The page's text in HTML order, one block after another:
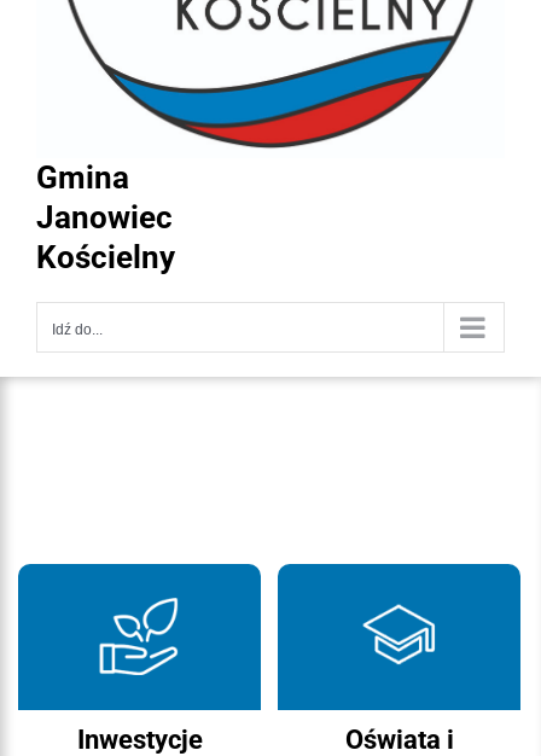
Gmina
Janowiec
Kościelny
Idź do...
Inwestycje
Oświata i